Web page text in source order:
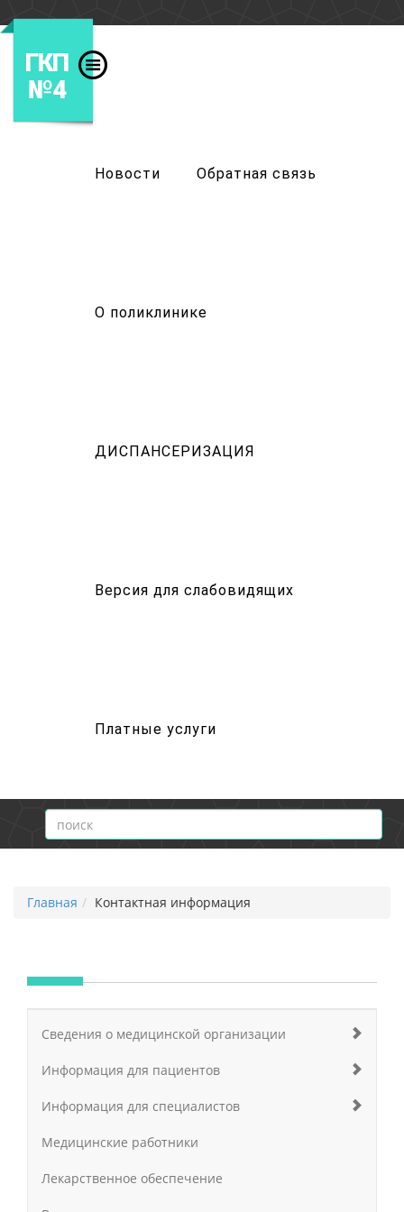
ГКП
№4
Новости Обратная связь
О поликлинике
ДИСПАНСЕРИЗАЦИЯ
Версия для слабовидящих
Платные услуги
Главная Контактная информация
Сведения о медицинской организации
Информация для пациентов
Информация для специалистов
Медицинские работники
Лекарственное обеспечение